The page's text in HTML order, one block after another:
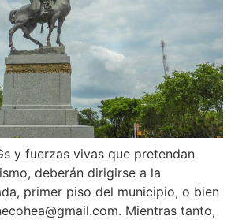
y fuerzas vivas que pretendan
deberán dirigirse a la
primer piso del municipio, o bien
Mientras tanto,